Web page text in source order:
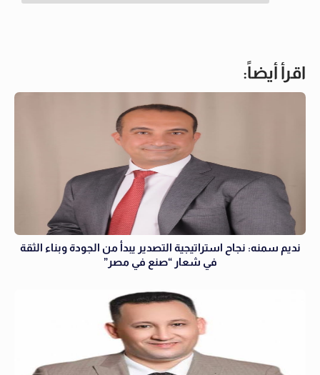
اقرأ أيضاً:
نديم سمنه: نجاح استراتيجية التصدير يبدأ من الجودة وبناء الثقة
في شعار “صنع في مصر”